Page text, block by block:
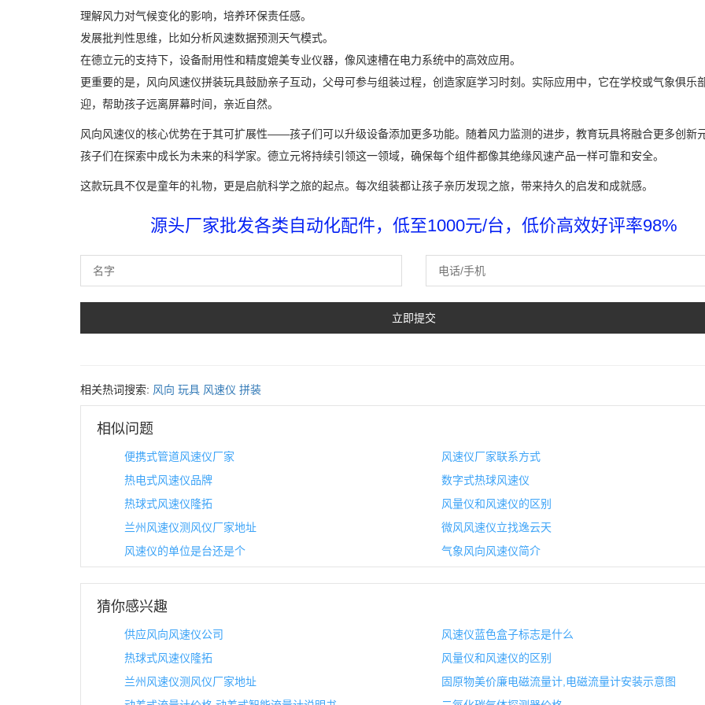
理解风力对气候变化的影响，培养环保责任感。
发展批判性思维，比如分析风速数据预测天气模式。
在德立元的支持下，设备耐用性和精度媲美专业仪器，像风速槽在电力系统中的高效应用。
更重要的是，风向风速仪拼装玩具鼓励亲子互动，父母可参与组装过程，创造家庭学习时刻。实际应用中，它在学校或气象俱乐
迎，帮助孩子远离屏幕时间，亲近自然。
风向风速仪的核心优势在于其可扩展性——孩子们可以升级设备添加更多功能。随着风力监测的进步，教育玩具将融合更多创新
孩子们在探索中成长为未来的科学家。德立元将持续引领这一领域，确保每个组件都像其绝缘风速产品一样可靠和安全。
这款玩具不仅是童年的礼物，更是启航科学之旅的起点。每次组装都让孩子亲历发现之旅，带来持久的启发和成就感。
源头厂家批发各类自动化配件，低至1000元/台，低价高效好评率98%
相关热词搜索: 风向 玩具 风速仪 拼装
相似问题
便携式管道风速仪厂家
风速仪厂家联系方式
热电式风速仪品牌
数字式热球风速仪
热球式风速仪隆拓
风量仪和风速仪的区别
兰州风速仪测风仪厂家地址
微风风速仪立找逸云天
风速仪的单位是台还是个
气象风向风速仪简介
猜你感兴趣
供应风向风速仪公司
风速仪蓝色盒子标志是什么
热球式风速仪隆拓
风量仪和风速仪的区别
兰州风速仪测风仪厂家地址
固原物美价廉电磁流量计,电磁流量计安装示意图